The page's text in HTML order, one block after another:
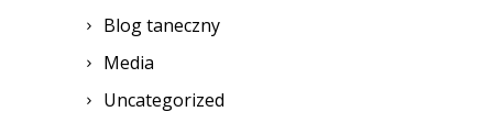
Blog taneczny
Media
Uncategorized